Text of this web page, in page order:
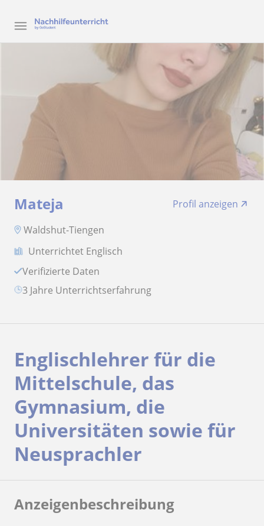
Mateja
Profil anzeigen
Waldshut-Tiengen
Unterrichtet Englisch
Verifizierte Daten
3 Jahre Unterrichtserfahrung
Englischlehrer für die
Mittelschule, das
Gymnasium, die
Universitäten sowie für
Neusprachler
Anzeigenbeschreibung